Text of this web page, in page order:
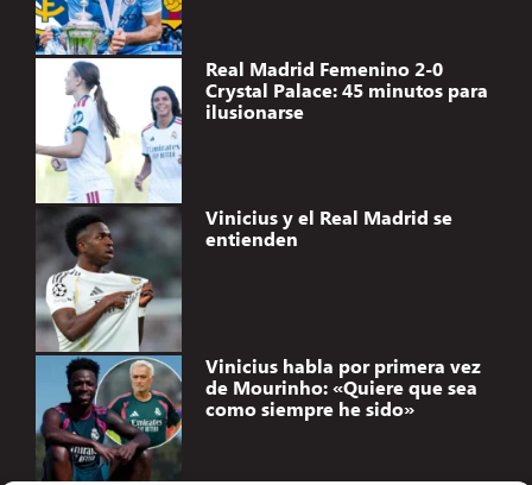
Real Madrid Femenino 2-0
Crystal Palace: 45 minutos para
ilusionarse
Vinicius y el Real Madrid se
entienden
Vinicius habla por primera vez
de Mourinho: «Quiere que sea
como siempre he sido»